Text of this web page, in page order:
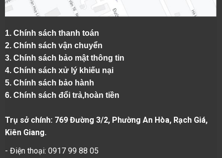
1. Chính sách thanh toán
2. Chính sách vận chuyển
3. Chính sách bảo mật thông tin
4. Chính sách xử lý khiếu nại
5. Chính sách bảo hành
6. Chính sách đổi trả,hoàn tiền
Trụ sở chính: 769 Đường 3/2, Phường An Hòa, Rạch Giá,
Kiên Giang.
- Điện thoại: 0917 99 88 05